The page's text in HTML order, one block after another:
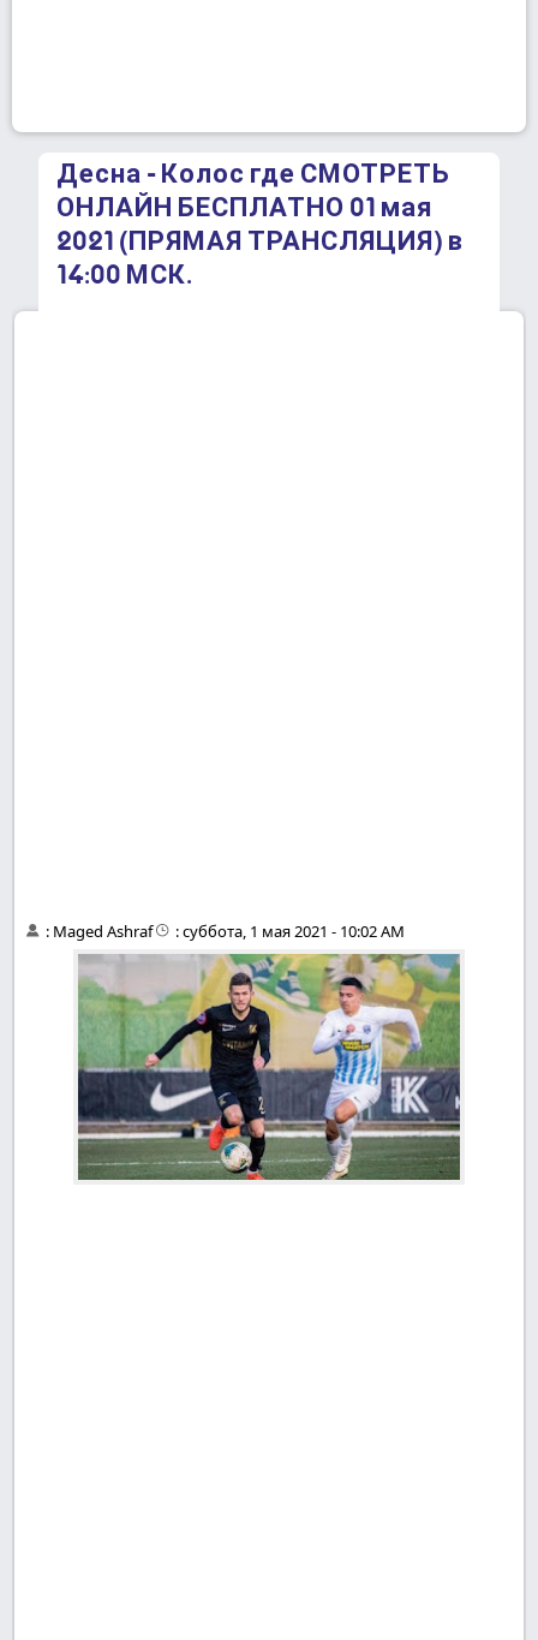
Десна - Колос где СМОТРЕТЬ
ОНЛАЙН БЕСПЛАТНО 01 мая
2021 (ПРЯМАЯ ТРАНСЛЯЦИЯ) в
14:00 МСК.
: Maged Ashraf :суббота, 1 мая 2021 - 10:02 AM